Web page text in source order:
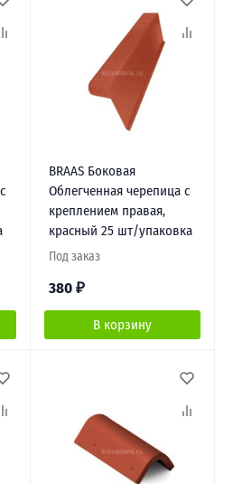
BRAAS Боковая
Облегченная черепица с
креплением правая,
красный 25 шт/упаковка
Под заказ
380 ₽
В корзину